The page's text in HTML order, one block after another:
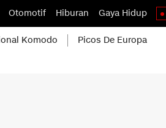
Otomotif Hiburan Gaya Hidup
Komodo Picos De Europa